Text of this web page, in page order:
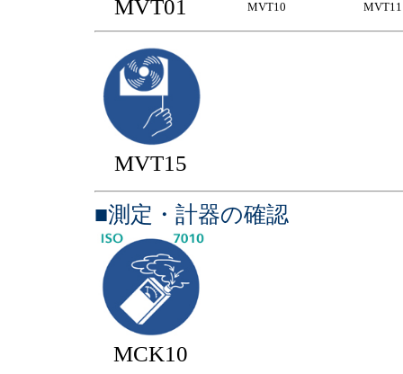
MVT01 MVT10 MVT11
MVT15
■測定・計器の確認
MCK10